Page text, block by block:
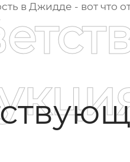
в Джидде - вот что